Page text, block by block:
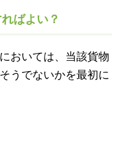
ばよい？
おいては、当該貨物
うでないかを最初に